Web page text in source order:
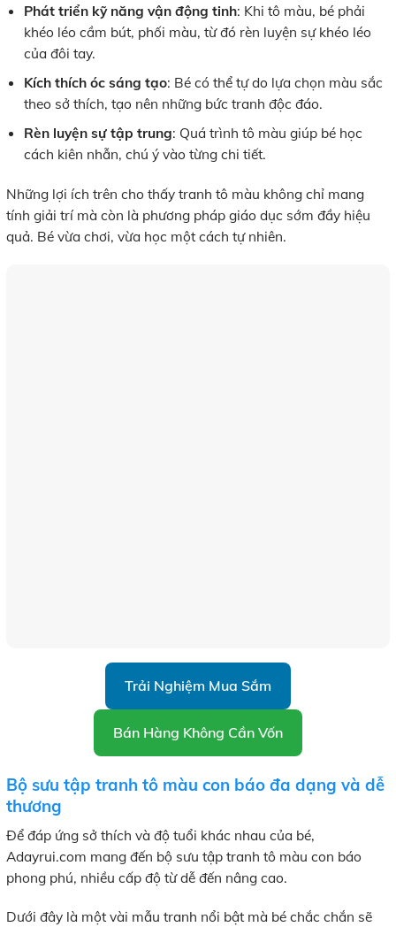
Phát triển kỹ năng vận động tinh: Khi tô màu, bé phải
khéo léo cầm bút, phối màu, từ đó rèn luyện sự khéo léo
của đôi tay.
Kích thích óc sáng tạo: Bé có thể tự do lựa chọn màu sắc
theo sở thích, tạo nên những bức tranh độc đáo.
Rèn luyện sự tập trung: Quá trình tô màu giúp bé học
cách kiên nhẫn, chú ý vào từng chi tiết.
Những lợi ích trên cho thấy tranh tô màu không chỉ mang
tính giải trí mà còn là phương pháp giáo dục sớm đầy hiệu
quả. Bé vừa chơi, vừa học một cách tự nhiên.
Trải Nghiệm Mua Sắm
Bán Hàng Không Cần Vốn
Bộ sưu tập tranh tô màu con báo đa dạng và dễ
thương
Để đáp ứng sở thích và độ tuổi khác nhau của bé,
Adayrui.com mang đến bộ sưu tập tranh tô màu con báo
phong phú, nhiều cấp độ từ dễ đến nâng cao.
Dưới đây là một vài mẫu tranh nổi bật mà bé chắc chắn sẽ